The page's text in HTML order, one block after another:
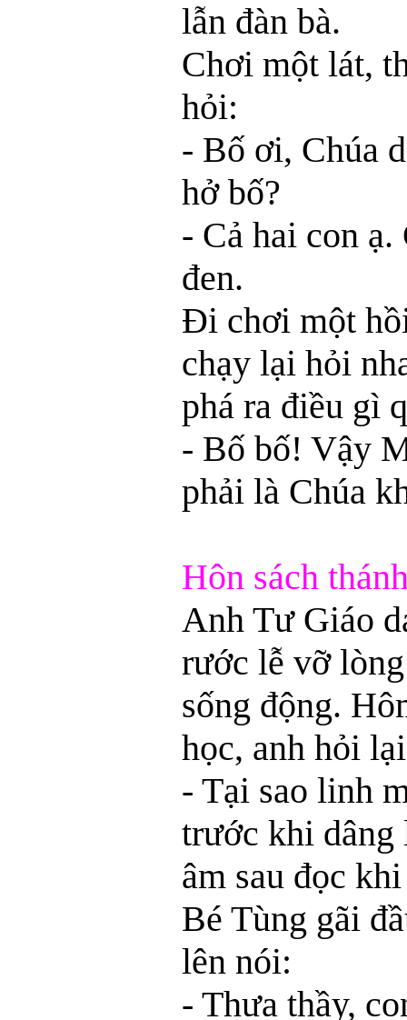
lẫn đàn bà.
Chơi một lát,
hỏi:
- Bố ơi, Chúa
hở bố?
- Cả hai con ạ.
đen.
Đi chơi một
chạy lại hỏi
phá ra điều gì
- Bố bố! Vậy
phải là Chúa
Hôn sách
Anh Tư Giáo
rước lễ vỡ
sống động.
học, anh hỏi
- Tại sao linh
trước khi dâng
âm sau đọc
Bé Tùng gãi
lên nói:
- Thưa thầy,